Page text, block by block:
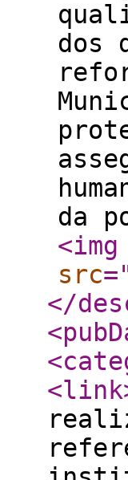
dos
da
<img
src
</
<link